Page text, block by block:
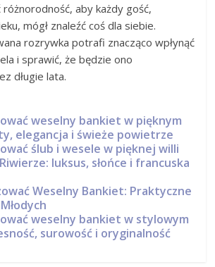
aby każdy gość,
mógł znaleźć coś dla siebie.
rozrywka potrafi znacząco wpłynąć
i sprawić, że będzie ono
długie lata.
weselny bankiet w pięknym
elegancja i świeże powietrze
ślub i wesele w pięknej willi
luksus, słońce i francuska
Weselny Bankiet: Praktyczne
weselny bankiet w stylowym
surowość i oryginalność